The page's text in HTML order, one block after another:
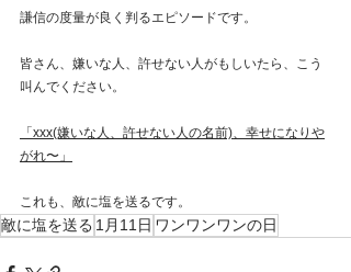
謙信の度量が良く判るエピソードです。
皆さん、嫌いな人、許せない人がもしいたら、こう
叫んでください。
「xxx(嫌いな人、許せない人の名前)、幸せになりや
がれ〜」
これも、敵に塩を送るです。
敵に塩を送る 1月11日 ワンワンワンの日